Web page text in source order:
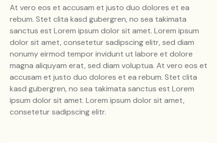
At vero eos et accusam et justo duo dolores et ea
rebum. Stet clita kasd gubergren, no sea takimata
sanctus est Lorem ipsum dolor sit amet. Lorem ipsum
dolor sit amet, consetetur sadipscing elitr, sed diam
nonumy eirmod tempor invidunt ut labore et dolore
magna aliquyam erat, sed diam voluptua. At vero eos et
accusam et justo duo dolores et ea rebum. Stet clita
kasd gubergren, no sea takimata sanctus est Lorem
ipsum dolor sit amet. Lorem ipsum dolor sit amet,
consetetur sadipscing elitr.